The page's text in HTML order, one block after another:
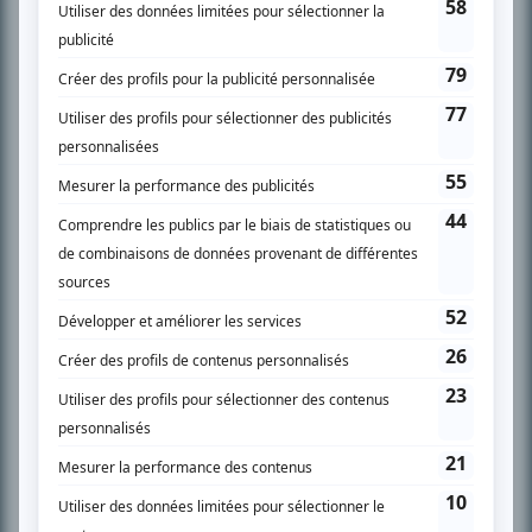
SUR LE RÉSEAU BIZZ MÉDIA
PLAN DU SITE
Accueil
Liste des oeuvres
Recherche avancée
À propos
Nous contacter
Termes et conditions
Politique de confidentialité
Gestion du consentement